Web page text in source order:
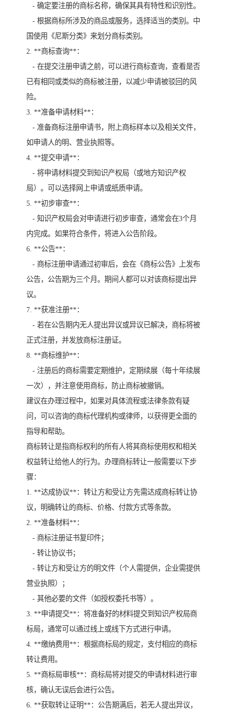
- 确定要注册的商标名称，确保其具有特性和识别性。
- 根据商标所涉及的商品或服务，选择适当的类别。中
国使用《尼斯分类》来划分商标类别。
2. **商标查询**：
- 在提交注册申请之前，可以进行商标查询，查看是否
已有相同或类似的商标被注册，以减少申请被驳回的风
险。
3. **准备申请材料**：
- 准备商标注册申请书，附上商标样本以及相关文件，
如申请人的明、营业执照等。
4. **提交申请**：
- 将申请材料提交到知识产权局（或地方知识产权
局）。可以选择网上申请或纸质申请。
5. **初步审查**：
- 知识产权局会对申请进行初步审查，通常会在3个月
内完成。如果符合条件，将进入公告阶段。
6. **公告**：
- 商标注册申请通过初审后，会在《商标公告》上发布
公告，公告期为三个月。期间人都可以对该商标提出异
议。
7. **获准注册**：
- 若在公告期内无人提出异议或异议已解决，商标将被
正式注册，并发放商标注册证。
8. **商标维护**：
- 注册后的商标需要定期维护，定期续展（每十年续展
一次），并注意使用商标，防止商标被撤销。
建议在办理过程中，如果对具体流程或法律条款有疑
问，可以咨询的商标代理机构或律师，以获得更全面的
指导和帮助。
商标转让是指商标权利的所有人将其商标使用权和相关
权益转让给他人的行为。办理商标转让一般需要以下步
骤：
1. **达成协议**：转让方和受让方先需达成商标转让协
议，明确转让的商标、价格、付款方式等条款。
2. **准备材料**：
- 商标注册证书复印件；
- 转让协议书；
- 转让方和受让方的明文件（个人需提供，企业需提供
营业执照）；
- 其他必要的文件（如授权委托书等）。
3. **申请提交**：将准备好的材料提交到知识产权局商
标局，通常可以通过线上或线下方式进行申请。
4. **缴纳费用**：根据商标局的规定，支付相应的商标
转让费用。
5. **商标局审核**：商标局将对提交的申请材料进行审
核，确认无误后会进行公告。
6. **获取转让证明**：公告期满后，若无人提出异议，